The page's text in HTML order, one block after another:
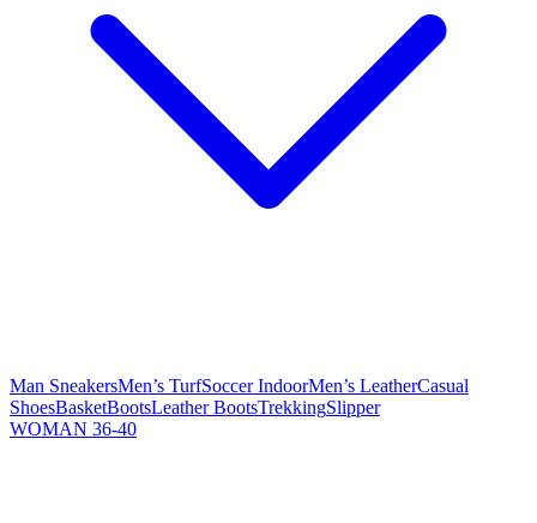
Man SneakersMen’s TurfSoccer IndoorMen’s LeatherCasual
ShoesBasketBootsLeather BootsTrekkingSlipper
WOMAN 36-40